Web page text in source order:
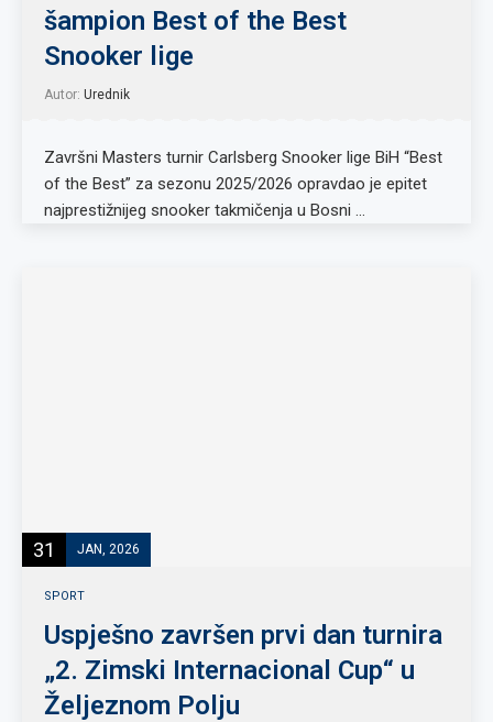
šampion Best of the Best
Snooker lige
Autor: Urednik
Završni Masters turnir Carlsberg Snooker lige BiH “Best
of the Best” za sezonu 2025/2026 opravdao je epitet
najprestižnijeg snooker takmičenja u Bosni …
31 JAN, 2026
SPORT
Uspješno završen prvi dan turnira
„2. Zimski Internacional Cup“ u
Željeznom Polju